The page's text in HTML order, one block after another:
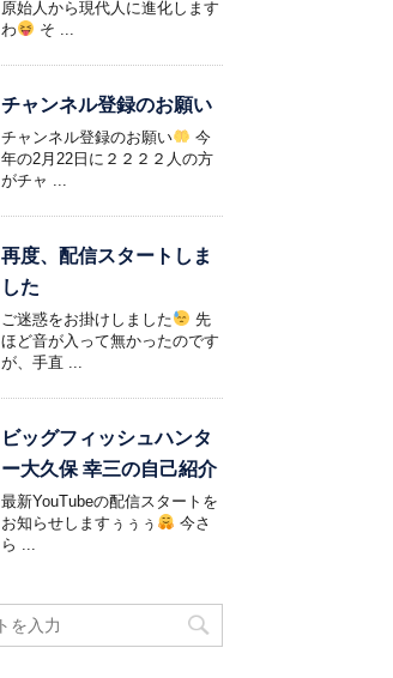
原始人から現代人に進化します
わ
そ ...
チャンネル登録のお願い
チャンネル登録のお願い
今
年の2月22日に２２２２人の方
がチャ ...
再度、配信スタートしま
した
ご迷惑をお掛けしました
先
ほど音が入って無かったのです
が、手直 ...
ビッグフィッシュハンタ
ー大久保 幸三の自己紹介
最新YouTubeの配信スタートを
お知らせしますぅぅぅ
今さ
ら ...